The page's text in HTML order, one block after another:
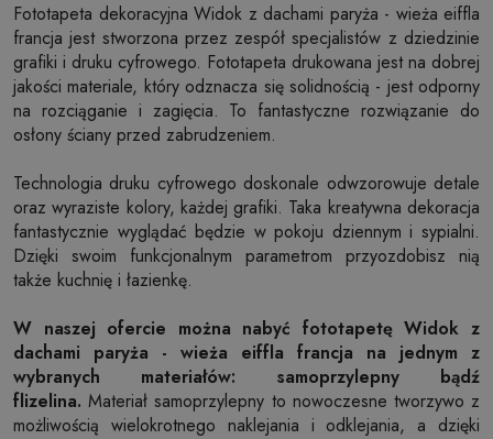
Fototapeta dekoracyjna Widok z dachami paryża - wieża eiffla
francja jest stworzona przez zespół specjalistów z dziedzinie
grafiki i druku cyfrowego. Fototapeta drukowana jest na dobrej
jakości materiale, który odznacza się solidnością - jest odporny
na rozciąganie i zagięcia. To fantastyczne rozwiązanie do
osłony ściany przed zabrudzeniem.
Technologia druku cyfrowego doskonale odwzorowuje detale
oraz wyraziste kolory, każdej grafiki. Taka kreatywna dekoracja
fantastycznie wyglądać będzie w pokoju dziennym i sypialni.
Dzięki swoim funkcjonalnym parametrom przyozdobisz nią
także kuchnię i łazienkę.
W naszej ofercie można nabyć fototapetę Widok z
dachami paryża - wieża eiffla francja na jednym z
wybranych materiałów: samoprzylepny bądź
flizelina. Materiał samoprzylepny to nowoczesne tworzywo z
możliwością wielokrotnego naklejania i odklejania, a dzięki